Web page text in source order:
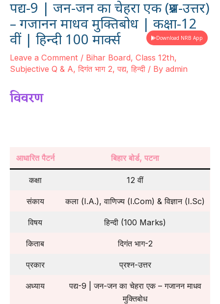
पद्य-9 | जन-जन का चेहरा एक (प्रश्न-उत्तर)
– गजानन माधव मुक्तिबोध | कक्षा-12
वीं | हिन्दी 100 मार्क्स
Leave a Comment / Bihar Board, Class 12th,
Subjective Q & A, दिगंत भाग 2, पद्य, हिन्दी / By admin
विवरण
आधारित पैटर्न बिहार बोर्ड, पटना
कक्षा 12 वीं
संकाय कला (I.A.), वाणिज्य (I.Com) & विज्ञान (I.Sc)
विषय हिन्दी (100 Marks)
किताब दिगंत भाग-2
प्रकार प्रश्न-उत्तर
अध्याय
पद्य-9 | जन-जन का चेहरा एक – गजानन माधव
मुक्तिबोध
Download NRB App